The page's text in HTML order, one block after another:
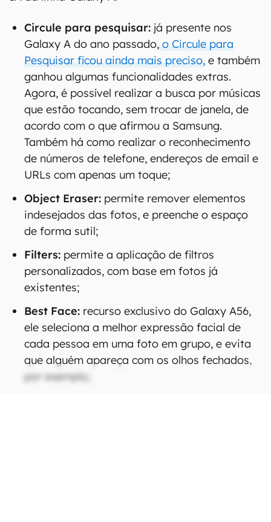
Circule para pesquisar: já presente nos
Galaxy A do ano passado, o Circule para
Pesquisar ficou ainda mais preciso, e também
ganhou algumas funcionalidades extras.
Agora, é possível realizar a busca por músicas
que estão tocando, sem trocar de janela, de
acordo com o que afirmou a Samsung.
Também há como realizar o reconhecimento
de números de telefone, endereços de email e
URLs com apenas um toque;
Object Eraser: permite remover elementos
indesejados das fotos, e preenche o espaço
de forma sutil;
Filters: permite a aplicação de filtros
personalizados, com base em fotos já
existentes;
Best Face: recurso exclusivo do Galaxy A56,
ele seleciona a melhor expressão facial de
cada pessoa em uma foto em grupo, e evita
que alguém apareça com os olhos fechados,
por exemplo;